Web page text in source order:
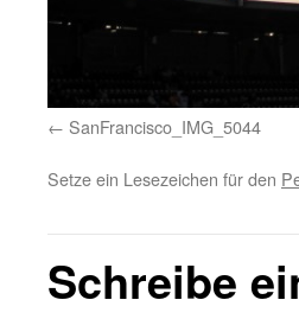
SanFrancisco_IMG_5044
Setze ein Lesezeichen für den
Schreibe